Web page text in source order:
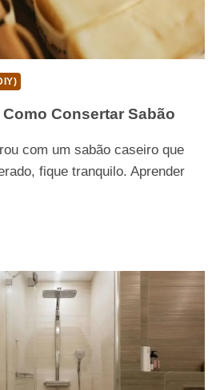
Consertar Sabão
com um sabão caseiro que
fique tranquilo. Aprender